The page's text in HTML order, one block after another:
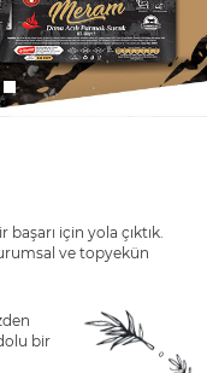
için yola çıktık.
ve topyekün
bir